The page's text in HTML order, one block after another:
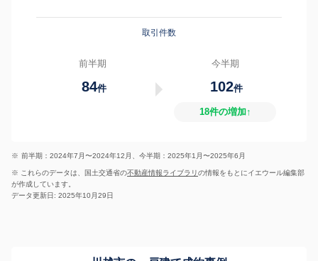
取引件数
前半期
84件
今半期
102件
18件の増加↑
※ 前半期：2024年7月〜2024年12月、今半期：2025年1月〜2025年6月
※ これらのデータは、国土交通省の不動産情報ライブラリの情報をもとにイエウール編集部
が作成しています。
データ更新日: 2025年10月29日